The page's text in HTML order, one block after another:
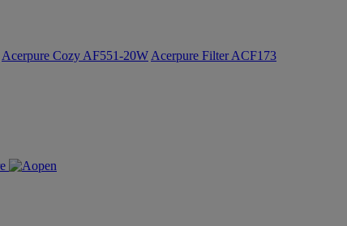
Acerpure Cozy AF551-20W Acerpure Filter ACF173